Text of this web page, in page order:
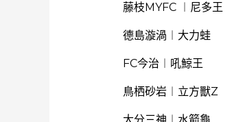
藤枝MYFC ︱尼多王
德島漩渦︱大力蛙
FC今治︱吼鯨王
鳥栖砂岩︱立方獸Z